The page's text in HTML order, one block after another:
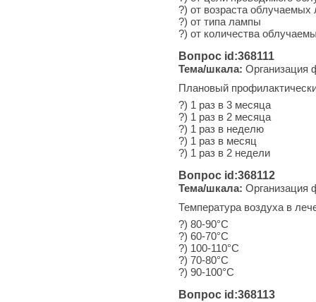
?) от возраста облучаемых
?) от типа лампы
?) от количества
Вопрос id:368111
Тема/шкала: Организация
Плановый
?) 1 раз в 3 месяца
?) 1 раз в 2 месяца
?) 1 раз в неделю
?) 1 раз в месяц
?) 1 раз в 2 недели
Вопрос id:368112
Тема/шкала: Организация
Температура воздуха в
?) 80-90°С
?) 60-70°С
?) 100-110°С
?) 70-80°С
?) 90-100°С
Вопрос id:368113